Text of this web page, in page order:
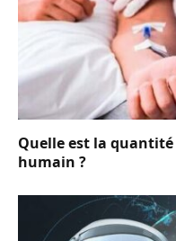
Quelle est la quantité
humain ?